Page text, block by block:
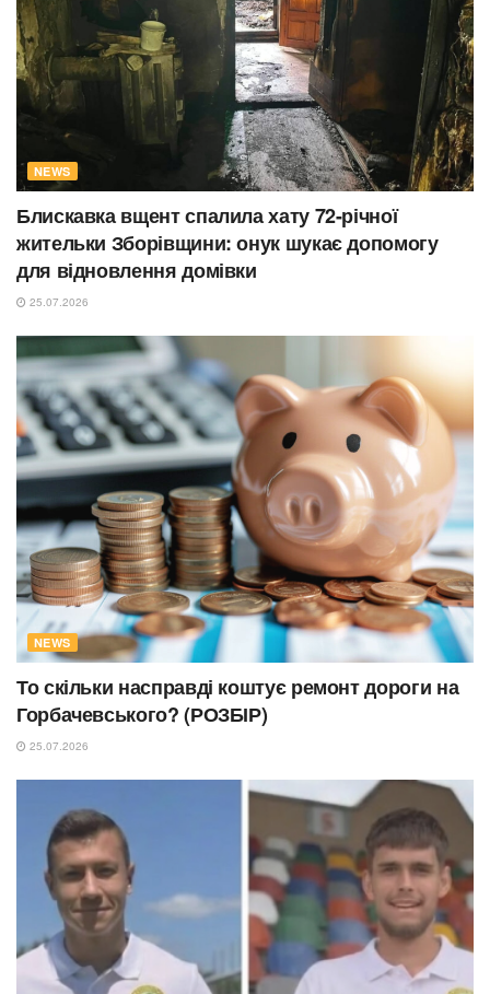
NEWS
Блискавка вщент спалила хату 72-річної
жительки Зборівщини: онук шукає допомогу
для відновлення домівки
25.07.2026
NEWS
То скільки насправді коштує ремонт дороги на
Горбачевського? (РОЗБІР)
25.07.2026